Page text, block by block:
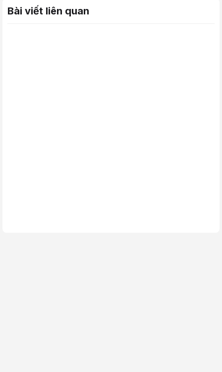
Bài viết liên quan